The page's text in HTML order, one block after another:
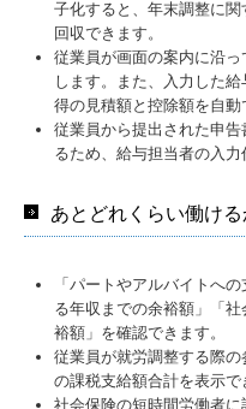
子化すると、年末調整に関
回収できます。
従業員が画面の案内に沿
します。また、入力した
得の見積額と控除額を自動
従業員から提出された申
るため、給与担当者の入力
あとどれくらい働け
「パートやアルバイトへ
る年収までの余裕額」「
裕額」を確認できます。
従業員が就労調整する際
の課税支給額合計を表示で
社会保険の短時間労働者